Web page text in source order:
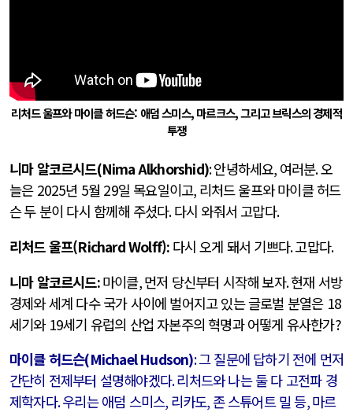
리처드 울프와 마이클 허드슨: 애덤 스미스, 마르크스, 그리고 브릭스의 경제적
투쟁
니마 알코르시드(Nima Alkhorshid):안녕하세요, 여러분.오
늘은 2025년 5월 29일 목요일이고, 리처드 울프와 마이클 허드
슨두 분이 다시 함께해 주셨다.다시 와줘서 고맙다.
리처드 울프(Richard Wolff): 다시 오게 돼서 기쁘다.고맙다.
니마 알코르시드:마이클,먼저 당신부터 시작해 보자.현재 서방
경제와 세계 다수 국가 사이에 벌어지고 있는 글로벌 분열은 18
세기와 19세기 유럽의 산업 자본주의 혁명과 어떻게 유사한가?
마이클 허드슨(Michael Hudson):그 질문에 답하기 전에 먼저
간단히 전제부터 설명해야겠다.리처드와 나는 둘 다 고전파 경
제학자다.우리는 애덤 스미스, 리카도, 존 스튜어트 밀 등,마르